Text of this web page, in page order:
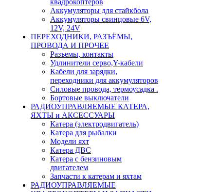
квадрокоптеров
Аккумуляторы для стайкбола
Аккумуляторы свинцовые 6V,
12V, 24V
ПЕРЕХОДНИКИ, РАЗЪЁМЫ,
ПРОВОДА И ПРОЧЕЕ
Разъемы, контакты
Удлинители серво,Y-кабели
Кабели для зарядки,
переходники для аккумуляторов
Силовые провода, термоусадка .
Бортовые выключатели
РАДИОУПРАВЛЯЕМЫЕ КАТЕРА,
ЯХТЫ и АКСЕССУАРЫ
Катера (электродвигатель)
Катера для рыбалки
Модели яхт
Катера ДВС
Катера с бензиновым
двигателем
Запчасти к катерам и яхтам
РАДИОУПРАВЛЯЕМЫЕ